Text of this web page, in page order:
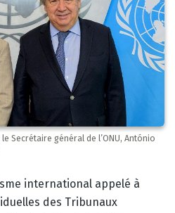
Secrétaire général de l’ONU, António
international appelé à
des Tribunaux